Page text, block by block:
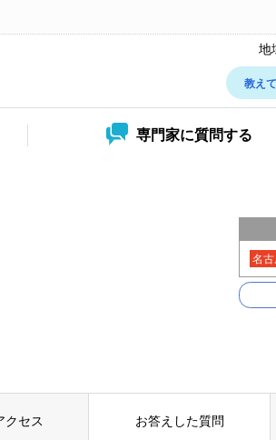
地
教え
専門家に質問する
名古
クセス お答えした質問